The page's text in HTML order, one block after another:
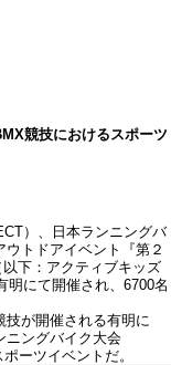
競技におけるスポーツ
）、日本ランニングバ
トドアイベント『第２
下：アクティブキッズ
明にて開催され、6700名
技が開催される有明に
ニングバイク大会
ーツイベントだ。